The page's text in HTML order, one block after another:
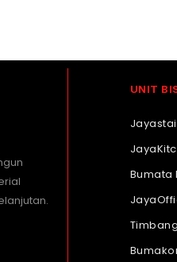
UNIT
Bumata